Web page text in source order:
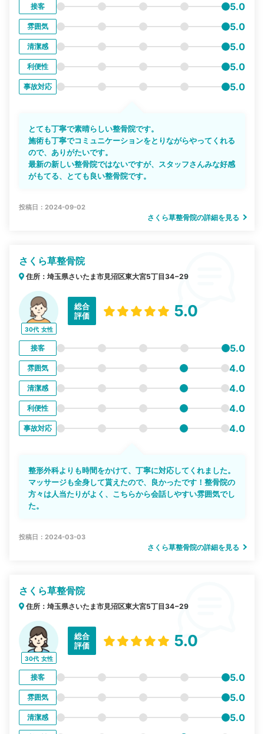
接客 5.0
雰囲気 5.0
清潔感 5.0
利便性 5.0
事故対応 5.0
とても丁寧で素晴らしい整骨院です。
施術も丁寧でコミュニケーションをとりながらやってくれる
ので、ありがたいです。
最新の新しい整骨院ではないですが、スタッフさんみな好感
がもてる、とても良い整骨院です。
投稿日：2024-09-02
さくら草整骨院の詳細を見る
さくら草整骨院
住所：埼玉県さいたま市見沼区東大宮5丁目34−29
30代 女性
総合
評価
5.0
接客 5.0
雰囲気 4.0
清潔感 4.0
利便性 4.0
事故対応 4.0
整形外科よりも時間をかけて、丁寧に対応してくれました。
マッサージも全身して貰えたので、良かったです！整骨院の
方々は人当たりがよく、こちらから会話しやすい雰囲気でし
た。
投稿日：2024-03-03
さくら草整骨院の詳細を見る
さくら草整骨院
住所：埼玉県さいたま市見沼区東大宮5丁目34−29
30代 女性
総合
評価
5.0
接客 5.0
雰囲気 5.0
清潔感 5.0